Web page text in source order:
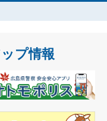
プ情報